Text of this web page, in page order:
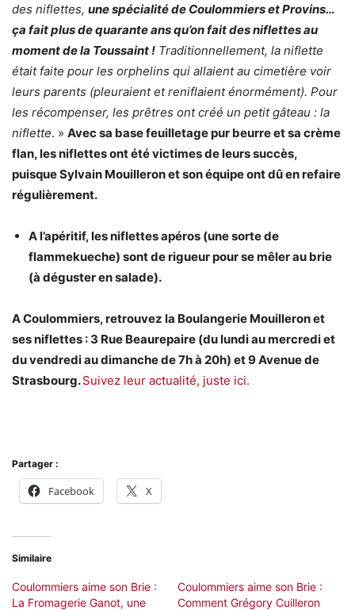
des niflettes, une spécialité de Coulommiers et Provins…
ça fait plus de quarante ans qu’on fait des niflettes au
moment de la Toussaint ! Traditionnellement, la niflette
était faite pour les orphelins qui allaient au cimetière voir
leurs parents (pleuraient et reniflaient énormément). Pour
les récompenser, les prêtres ont créé un petit gâteau : la
niflette. » Avec sa base feuilletage pur beurre et sa crème
flan, les niflettes ont été victimes de leurs succès,
puisque Sylvain Mouilleron et son équipe ont dû en refaire
régulièrement.
A l’apéritif, les niflettes apéros (une sorte de
flammekueche) sont de rigueur pour se mêler au brie
(à déguster en salade).
A Coulommiers, retrouvez la Boulangerie Mouilleron et
ses niflettes : 3 Rue Beaurepaire (du lundi au mercredi et
du vendredi au dimanche de 7h à 20h) et 9 Avenue de
Strasbourg.Suivez leur actualité, juste ici.
Partager :
Facebook X
Similaire
Coulommiers aime son Brie :
La Fromagerie Ganot, une
Coulommiers aime son Brie :
Comment Grégory Cuilleron